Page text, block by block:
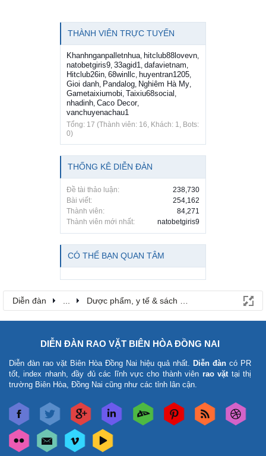
THÀNH VIÊN TRỰC TUYẾN
Khanhnganpalletnhua hitclub88lovevn
natobetgiris9 33agid1 dafavietnam
Hitclub26in 68winllc huyentran1205
Gioi danh Pandalog Nghiêm Hà My
Gametaixiumobi Taixiu68social
nhadinh Caco Decor,
vanchuyenachau1
Tổng: 17 (Thành viên: 16, Khách: 1, Bots:
0)
THỐNG KÊ DIỄN ĐÀN
Đề tài thảo luận:
238,730
Bài viết:
254,162
Thành viên:
84,271
Thành viên mới nhất:
natobetgiris9
CÓ THỂ BẠN QUAN TÂM
Diễn đàn Dược phẩm, y tế & sách báo
DIỄN ĐÀN RAO VẶT BIÊN HÒA ĐỒNG NAI
Diễn đàn rao vặt Biên Hòa Đồng Nai hiệu quả nhất. Diễn đàn có PR
tốt, index nhanh, đầy đủ các lĩnh vực cho thành viên rao vặt tại thị
trường Biên Hòa, Đồng Nai cũng như các tỉnh lân cận.